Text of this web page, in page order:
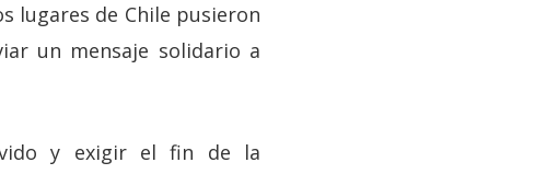
lugares de Chile pusieron
un mensaje solidario a
y exigir el fin de la